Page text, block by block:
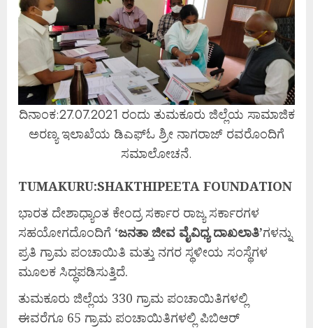
ದಿನಾಂಕ:27.07.2021 ರಂದು ತುಮಕೂರು ಜಿಲ್ಲೆಯ ಸಾಮಾಜಿಕ
ಅರಣ್ಯ ಇಲಾಖೆಯ ಡಿಎಫ್‍ಓ ಶ್ರೀ ನಾಗರಾಜ್ ರವರೊಂದಿಗೆ
ಸಮಾಲೋಚನೆ.
TUMAKURU:SHAKTHIPEETA FOUNDATION
ಭಾರತ ದೇಶಾಧ್ಯಾಂತ ಕೇಂದ್ರ ಸರ್ಕಾರ ರಾಜ್ಯ ಸರ್ಕಾರಗಳ
ಸಹಯೋಗದೊಂದಿಗೆ ‘ಜನತಾ ಜೀವ ವೈವಿಧ್ಯದಾಖಲಾತಿ’ಗಳನ್ನು
ಪ್ರತಿ ಗ್ರಾಮ ಪಂಚಾಯಿತಿ ಮತ್ತು ನಗರ ಸ್ಥಳೀಯ ಸಂಸ್ಥೆಗಳ
ಮೂಲಕ ಸಿದ್ಧಪಡಿಸುತ್ತಿದೆ.
ತುಮಕೂರು ಜಿಲ್ಲೆಯ 330 ಗ್ರಾಮ ಪಂಚಾಯಿತಿಗಳಲ್ಲಿ
ಈವರೆಗೂ 65 ಗ್ರಾಮ ಪಂಚಾಯಿತಿಗಳಲ್ಲಿ ಪಿಬಿಆರ್